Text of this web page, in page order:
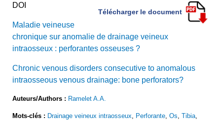
DOI
Télécharger le document
Maladie veineuse
chronique sur anomalie de drainage veineux
intraosseux : perforantes osseuses ?
Chronic venous disorders consecutive to anomalous
intraosseous venous drainage: bone perforators?
Auteurs/Authors : Ramelet A.A.
Mots-clés : Drainage veineux intraosseux Perforante Os Tibia